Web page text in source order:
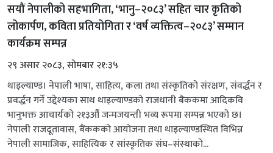
सयौं नेपालीको सहभागिता, ‘भानु–२०८३’ सहित चार कृतिको
लोकार्पण, कविता प्रतियोगिता र ‘वर्ष व्यक्तित्व–२०८३’ सम्मान
कार्यक्रम सम्पन्न
२९ असार २०८३, सोमबार २१:३५
थाइल्याण्ड। नेपाली भाषा, साहित्य, कला तथा संस्कृतिको संरक्षण, संवर्द्धन र
प्रवर्द्धन गर्ने उद्देश्यका साथ थाइल्याण्डको राजधानी बैंककमा आदिकवि
भानुभक्त आचार्यको २१३औँ जन्मजयन्ती भव्य रूपमा सम्पन्न भएको छ।
नेपाली राजदूतावास, बैंककको आयोजना तथा थाइल्याण्डस्थित विभिन्न
नेपाली सामाजिक, साहित्यिक र सांस्कृतिक संघ–संस्थाको...